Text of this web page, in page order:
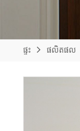
ផ្ទះ ផលិតផល